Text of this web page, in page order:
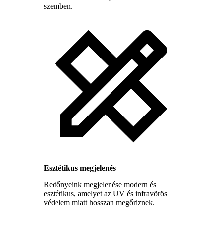
szemben.
Esztétikus megjelenés
Redőnyeink megjelenése modern és
esztétikus, amelyet az UV és infravörös
védelem miatt hosszan megőriznek.